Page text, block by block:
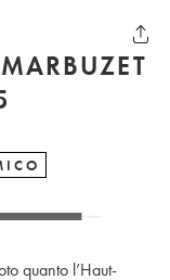
quanto l’Haut-